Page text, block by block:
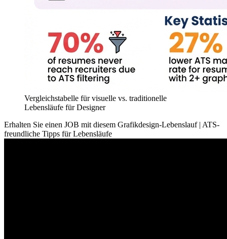
Vergleichstabelle für visuelle vs. traditionelle
Lebensläufe für Designer
Erhalten Sie einen JOB mit diesem Grafikdesign-Lebenslauf | ATS-
freundliche Tipps für Lebensläufe